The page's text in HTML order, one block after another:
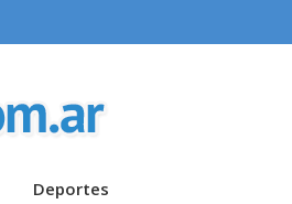
Deportes